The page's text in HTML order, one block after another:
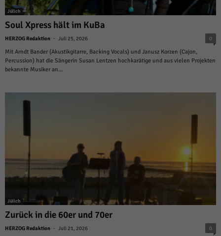
Jülich
Soul Xpress hält im KuBa
HERZOG Redaktion - Juli 25, 2026 0
Mit Arndt Bander (Akustikgitarre, Backing Vocals) und Janusz Korzen (Cajon,
Percussion) hat die Sängerin Susan Lentzen hochkarätige und aus vielen Projekten
bekannte Musiker an...
Jülich
Zurück in die 60er und 70er
HERZOG Redaktion - Juli 21, 2026 0